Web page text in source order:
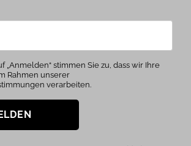
„Anmelden“ stimmen Sie zu, dass wir Ihre
Rahmen unserer
verarbeiten.